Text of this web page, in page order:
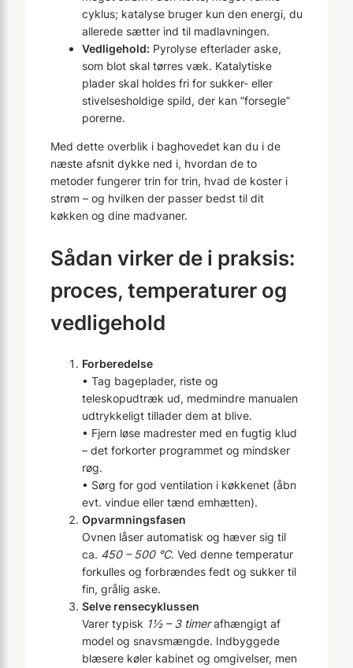
cyklus; katalyse bruger kun den energi, du
allerede sætter ind til madlavningen.
Vedligehold: Pyrolyse efterlader aske,
som blot skal tørres væk. Katalytiske
plader skal holdes fri for sukker- eller
stivelsesholdige spild, der kan ”forsegle”
porerne.
Med dette overblik i baghovedet kan du i de
næste afsnit dykke ned i, hvordan de to
metoder fungerer trin for trin, hvad de koster i
strøm – og hvilken der passer bedst til dit
køkken og dine madvaner.
Sådan virker de i praksis:
proces, temperaturer og
vedligehold
Forberedelse
• Tag bageplader, riste og
teleskopudtræk ud, medmindre manualen
udtrykkeligt tillader dem at blive.
• Fjern løse madrester med en fugtig klud
– det forkorter programmet og mindsker
røg.
• Sørg for god ventilation i køkkenet (åbn
evt. vindue eller tænd emhætten).
Opvarmningsfasen
Ovnen låser automatisk og hæver sig til
ca. 450 – 500 °C. Ved denne temperatur
forkulles og forbrændes fedt og sukker til
fin, grålig aske.
Selve rensecyklussen
Varer typisk 1½ – 3 timerafhængigt af
model og snavsmængde. Indbyggede
blæsere køler kabinet og omgivelser, men